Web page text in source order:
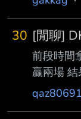
再打兩年
人稱霸了
30 [閒聊]
前段時間
贏兩場 結
又變回去
qaz80691